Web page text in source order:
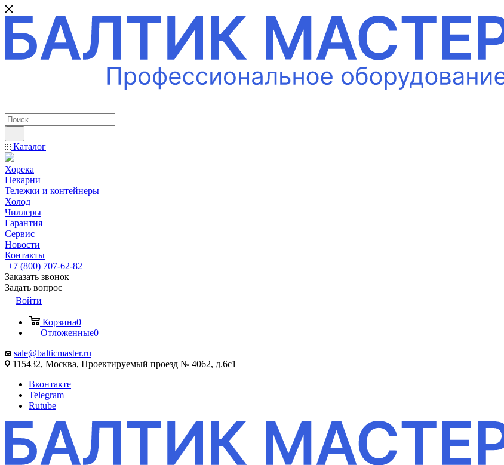
Каталог
Хорека
Пекарни
Тележки и контейнеры
Холод
Чиллеры
Гарантия
Сервис
Новости
Контакты
+7 (800) 707-62-82
Заказать звонок
Задать вопрос
Войти
Корзина0
Отложенные0
sale@balticmaster.ru
115432, Москва, Проектируемый проезд № 4062, д.6с1
Вконтакте
Telegram
Rutube